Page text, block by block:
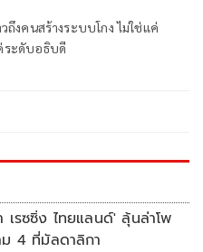
งคนสร้างระบบโกง ไม่ใช่แค่
ระดับอธิบดี
รซซิ่ง ไทยแลนด์' ลุ้นล่าโพ
4 ที่มัลดาลิกา